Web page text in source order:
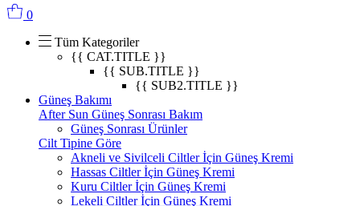
0
Tüm Kategoriler
{{ CAT.TITLE }}
{{ SUB.TITLE }}
{{ SUB2.TITLE }}
Güneş Bakımı
After Sun Güneş Sonrası Bakım
Güneş Sonrası Ürünler
Cilt Tipine Göre
Akneli ve Sivilceli Ciltler İçin Güneş Kremi
Hassas Ciltler İçin Güneş Kremi
Kuru Ciltler İçin Güneş Kremi
Lekeli Ciltler İçin Güneş Kremi